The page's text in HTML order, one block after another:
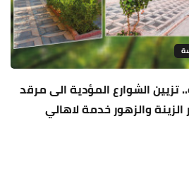
الشوارع المؤدية الى مرقد
الزينة والزهور خدمة لاهالي